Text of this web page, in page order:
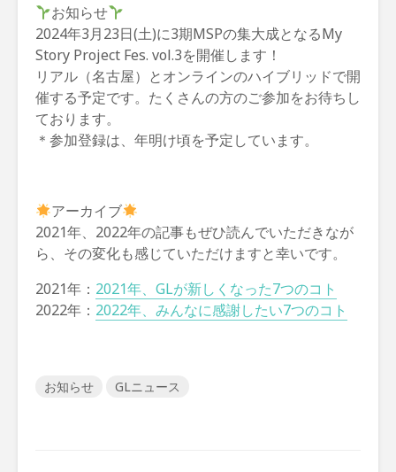
お知らせ
2024年3月23日(土)に3期MSPの集大成となるMy
Story Project Fes. vol.3を開催します！
リアル（名古屋）とオンラインのハイブリッドで開
催する予定です。たくさんの方のご参加をお待ちし
ております。
＊参加登録は、年明け頃を予定しています。
アーカイブ
2021年、2022年の記事もぜひ読んでいただきなが
ら、その変化も感じていただけますと幸いです。
2021年： 2021年、GLが新しくなった7つのコト
2022年： 2022年、みんなに感謝したい7つのコト
お知らせ GLニュース